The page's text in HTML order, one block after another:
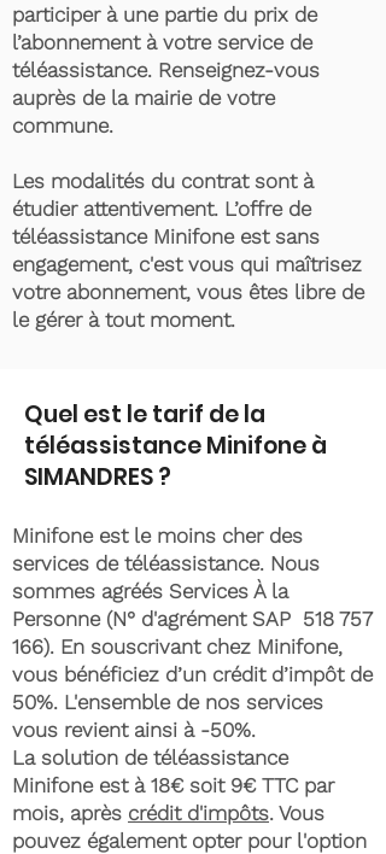
participer à une partie du prix de
l’abonnement à votre service de
téléassistance. Renseignez-vous
auprès de la mairie de votre
commune.
Les modalités du contrat sont à
étudier attentivement. L’offre de
téléassistance Minifone est sans
engagement, c'est vous qui maîtrisez
votre abonnement, vous êtes libre de
le gérer à tout moment.
Quel est le tarif de la
téléassistance Minifone à
SIMANDRES ?
Minifone est le moins cher des
services de téléassistance. Nous
sommes agréés Services À la
Personne (N° d'agrément SAP 518 757
166). En souscrivant chez Minifone,
vous bénéficiez d’un crédit d’impôt de
50%. L'ensemble de nos services
vous revient ainsi à -50%.
La solution de téléassistance
Minifone est à 18€ soit 9€ TTC par
mois, après crédit d'impôts. Vous
pouvez également opter pour l'option